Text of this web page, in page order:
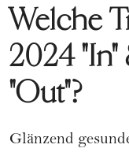
Welche
2024
"Out"?
Glänzend